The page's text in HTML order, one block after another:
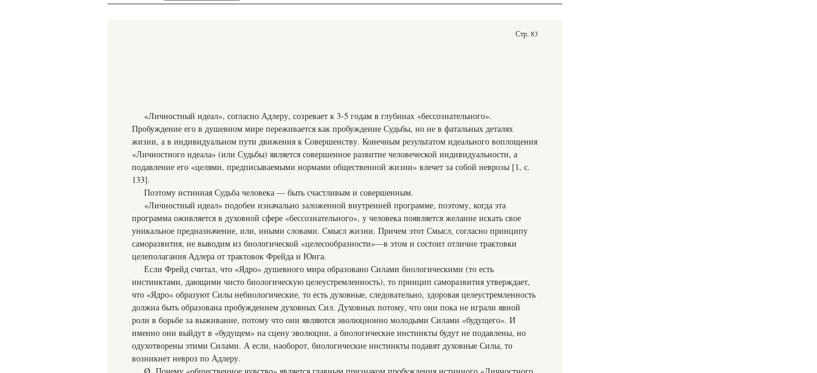
Стр. 83
«Личностный идеал», согласно Адлеру, созревает к 3-5 годам в глубинах «бессознательного».
Пробуждение его в душевном мире переживается как пробуждение Судьбы, но не в фатальных деталях
жизни, а в индивидуальном пути движения к Совершенству. Конечным результатом идеального воплощения
«Личностного идеала» (или Судьбы) является совершенное развитие человеческой индивидуальности, а
подавление его «целями, предписываемыми нормами общественной жизни» влечет за собой неврозы [1, с.
133].
Поэтому истинная Судьба человека — быть счастливым и совершенным.
«Личностный идеал» подобен изначально заложенной внутренней программе, поэтому, когда эта
программа оживляется в духовной сфере «бессознательного», у человека появляется желание искать свое
уникальное предназначение, или, иными словами. Смысл жизни. Причем этот Смысл, согласно принципу
саморазвития, не выводим из биологической «целесообразности»—в этом и состоит отличие трактовки
целеполагания Адлера от трактовок Фрейда и Юнга.
Если Фрейд считал, что «Ядро» душевного мира образовано Силами биологическими (то есть
инстинктами, дающими чисто биологическую целеустремленность), то принцип саморазвития утверждает,
что «Ядро» образуют Силы небиологические, то есть духовные, следовательно, здоровая целеустремленность
должна быть образована пробуждением духовных Сил. Духовных потому, что они пока не играли явной
роли в борьбе за выживание, потому что они являются эволюционно молодыми Силами «будущего». И
именно они выйдут в «будущем» на сцену эволюции, а биологические инстинкты будут не подавлены, но
одухотворены этими Силами. А если, наоборот, биологические инстинкты подавят духовные Силы, то
возникнет невроз по Адлеру.